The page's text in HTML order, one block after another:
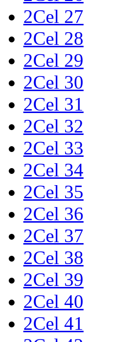
2Cel 27
2Cel 28
2Cel 29
2Cel 30
2Cel 31
2Cel 32
2Cel 33
2Cel 34
2Cel 35
2Cel 36
2Cel 37
2Cel 38
2Cel 39
2Cel 40
2Cel 41